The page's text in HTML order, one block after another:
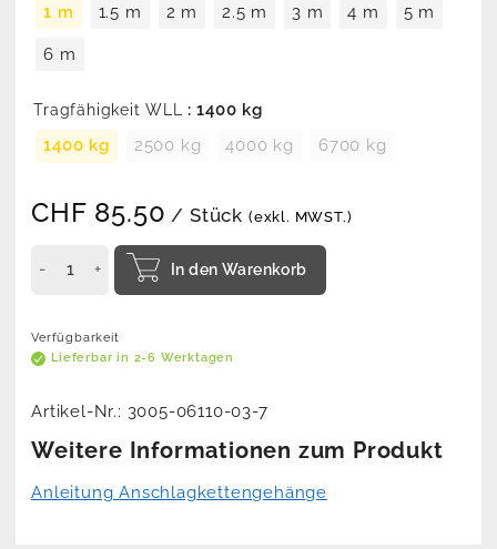
1 m
1.5 m 2 m 2.5 m 3 m 4 m 5 m
6 m
Tragfähigkeit WLL
: 1400 kg
1400 kg
2500 kg 4000 kg 6700 kg
CHF 85.50 / Stück (exkl. MWST.)
In den Warenkorb
Verfügbarkeit
Lieferbar in 2-6 Werktagen
Artikel-Nr.: 3005-06110-03-7
Weitere Informationen zum Produkt
Anleitung Anschlagkettengehänge